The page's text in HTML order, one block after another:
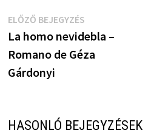
Bejegyzés
navigáció
ELŐZŐ BEJEGYZÉSElőző
bejegyzés:
La homo nevidebla –
Romano de Géza
Gárdonyi
HASONLÓ BEJEGYZÉSEK